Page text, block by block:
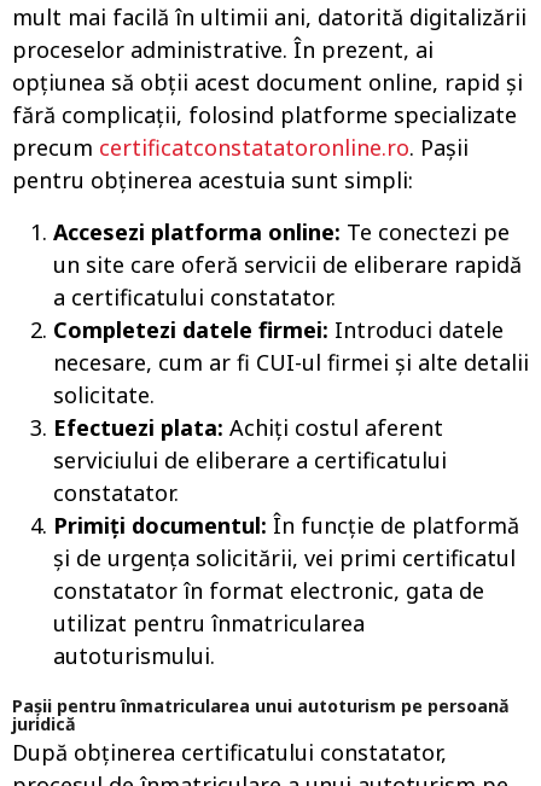
mult mai facilă în ultimii ani, datorită digitalizării
proceselor administrative. În prezent, ai
opțiunea să obții acest document online, rapid și
fără complicații, folosind platforme specializate
precum certificatconstatatoronline.ro. Pașii
pentru obținerea acestuia sunt simpli:
Accesezi platforma online: Te conectezi pe
un site care oferă servicii de eliberare rapidă
a certificatului constatator.
Completezi datele firmei: Introduci datele
necesare, cum ar fi CUI-ul firmei și alte detalii
solicitate.
Efectuezi plata: Achiți costul aferent
serviciului de eliberare a certificatului
constatator.
Primiți documentul: În funcție de platformă
și de urgența solicitării, vei primi certificatul
constatator în format electronic, gata de
utilizat pentru înmatricularea
autoturismului.
Pașii pentru înmatricularea unui autoturism pe persoană
juridică
După obținerea certificatului constatator,